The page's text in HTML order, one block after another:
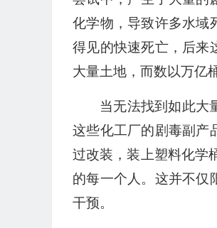
化学物，导致许多水域
得见的快速死亡，后来
大量土地，而数以万亿
当无法找到如此大
这些化工厂的剧毒副产
过改装，装上塑料化学
的每一个人。这并不仅
干预。